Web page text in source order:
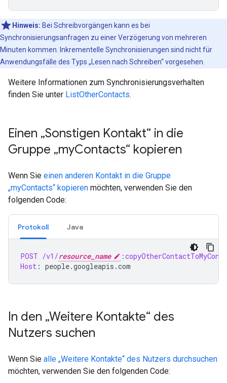
Hinweis: Bei Schreibvorgängen kann es bei
Synchronisierungsanfragen zu einer Verzögerung von mehreren
Minuten kommen. Inkrementelle Synchronisierungen sind nicht für
Anwendungsfälle des Typs „Lesen nach Schreiben“ vorgesehen.
Weitere Informationen zum Synchronisierungsverhalten
finden Sie unter ListOtherContacts.
Einen „Sonstigen Kontakt“ in die
Gruppe „myContacts“ kopieren
Wenn Sie einen anderen Kontakt in die Gruppe
„myContacts“ kopieren möchten, verwenden Sie den
folgenden Code:
Protokoll Java
POST /v1/resource_name
Host : people.googleapis.com
In den „Weitere Kontakte“ des
Nutzers suchen
Wenn Sie alle „Weitere Kontakte“ des Nutzers durchsuchen
möchten, verwenden Sie den folgenden Code: